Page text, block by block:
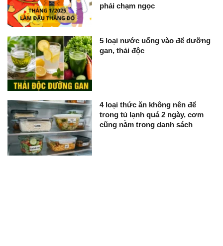
phải chạm ngọc
5 loại nước uống vào để dưỡng
gan, thải độc
4 loại thức ăn không nên để
trong tủ lạnh quá 2 ngày, cơm
cũng nằm trong danh sách